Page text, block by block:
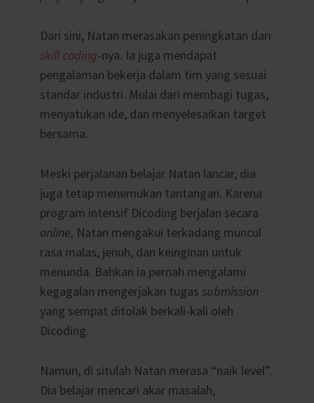
Dari sini, Natan merasakan peningkatan dari
skill coding-nya. Ia juga mendapat
pengalaman bekerja dalam tim yang sesuai
standar industri. Mulai dari membagi tugas,
menyatukan ide, dan menyelesaikan target
bersama.
Meski perjalanan belajar Natan lancar, dia
juga tetap menemukan tantangan. Karena
program intensif Dicoding berjalan secara
online, Natan mengakui terkadang muncul
rasa malas, jenuh, dan keinginan untuk
menunda. Bahkan ia pernah mengalami
kegagalan mengerjakan tugas submission
yang sempat ditolak berkali-kali oleh
Dicoding.
Namun, di situlah Natan merasa “naik level”.
Dia belajar mencari akar masalah,